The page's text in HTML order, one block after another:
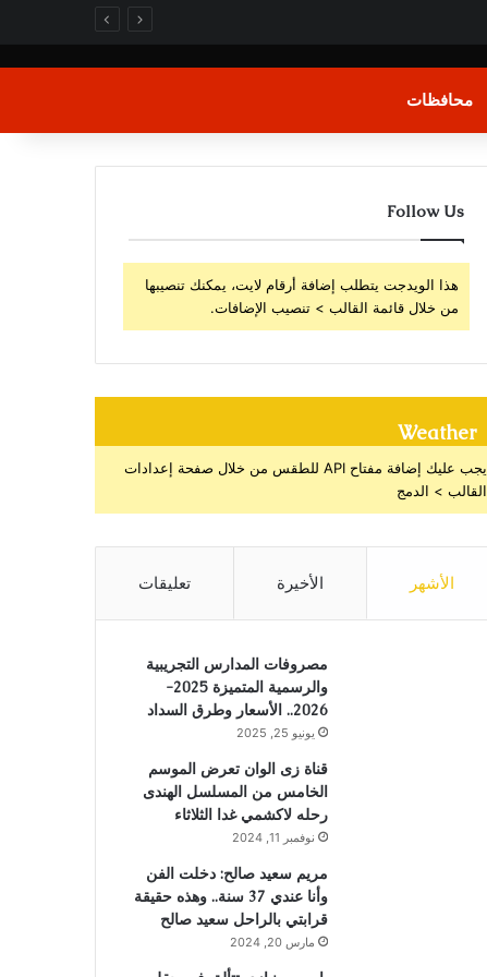
محافظات
Follow Us
هذا الويدجت يتطلب إضافة أرقام لايت، يمكنك تنصيبها
من خلال قائمة القالب > تنصيب الإضافات.
Weather
يجب عليك إضافة مفتاح API للطقس من خلال صفحة إعدادات
القالب > الدمج
الأشهر الأخيرة تعليقات
مصروفات المدارس التجريبية
والرسمية المتميزة 2025-
2026.. الأسعار وطرق السداد
يونيو 25, 2025
قناة زى الوان تعرض الموسم
الخامس من المسلسل الهندى
رحله لاكشمي غدا الثلاثاء
نوفمبر 11, 2024
مريم سعيد صالح: دخلت الفن
وأنا عندي 37 سنة.. وهذه حقيقة
قرابتي بالراحل سعيد صالح
مارس 20, 2024